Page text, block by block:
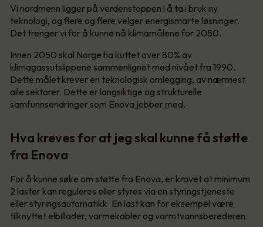
Vi nordmenn ligger på verdenstoppen i å ta i bruk ny
teknologi, og flere og flere velger energismarte løsninger.
Det trenger vi for å kunne nå klimamålene for 2050.
Innen 2050 skal Norge ha kuttet over 80% av
klimagassutslippene sammenlignet med nivået fra 1990.
Dette målet krever en teknologisk omlegging, av nærmest
alle sektorer. Dette er langsiktige og strukturelle
samfunnsendringer som Enova jobber med.
Hva kreves for at jeg skal kunne få støtte
fra Enova
For å kunne søke om støtte fra Enova, er kravet at minimum
2 laster kan reguleres eller styres via en styringstjeneste
eller styringsautomatikk. En last kan for eksempel være
tilknyttet elbillader, varmekabler og varmtvannsberederen.